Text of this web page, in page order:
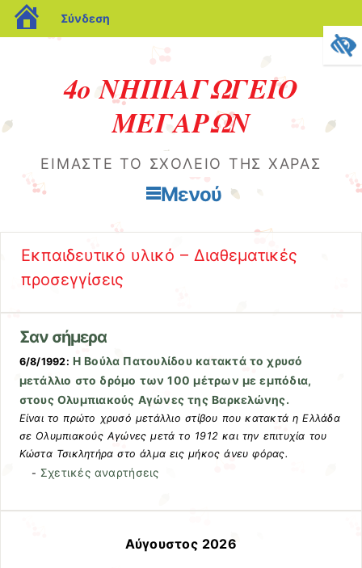
blogs.sch.gr
Σύνδεση
4ο ΝΗΠΙΑΓΩΓΕΙΟ
ΜΕΓΑΡΩΝ
ΕΊΜΑΣΤΕ ΤΟ ΣΧΟΛΕΙΟ ΤΗΣ ΧΑΡΆΣ
Μενού
Εκπαιδευτικό υλικό – Διαθεματικές
προσεγγίσεις
Σαν σήμερα
6/8/1992: Η Βούλα Πατουλίδου κατακτά το χρυσό
μετάλλιο στο δρόμο των 100 μέτρων με εμπόδια,
στους Ολυμπιακούς Αγώνες της Βαρκελώνης.
Είναι το πρώτο χρυσό μετάλλιο στίβου που κατακτά η Ελλάδα
σε Ολυμπιακούς Αγώνες μετά το 1912 και την επιτυχία του
Κώστα Τσικλητήρα στο άλμα εις μήκος άνευ φόρας.
- Σχετικές αναρτήσεις
Αύγουστος 2026